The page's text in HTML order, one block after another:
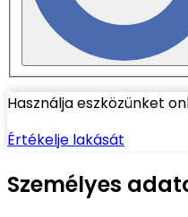
Használja eszközünket
Értékelje lakását
Személyes